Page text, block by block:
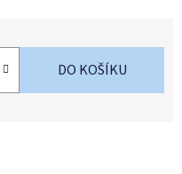
DO KOŠÍKU